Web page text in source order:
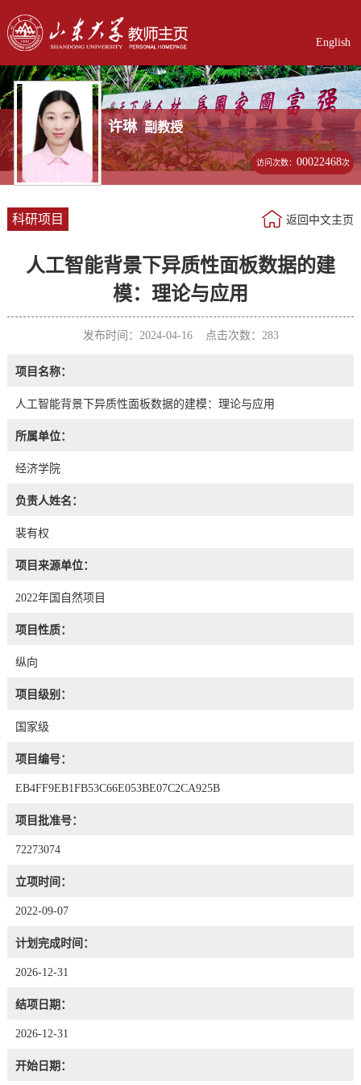
English
许琳 副教授
访问次数：00022468次
科研项目 返回中文主页
人工智能背景下异质性面板数据的建
模：理论与应用
发布时间：2024-04-16 点击次数： 283
项目名称：
人工智能背景下异质性面板数据的建模：理论与应用
所属单位：
经济学院
负责人姓名：
裴有权
项目来源单位：
2022年国自然项目
项目性质：
纵向
项目级别：
国家级
项目编号：
EB4FF9EB1FB53C66E053BE07C2CA925B
项目批准号：
72273074
立项时间：
2022-09-07
计划完成时间：
2026-12-31
结项日期：
2026-12-31
开始日期：